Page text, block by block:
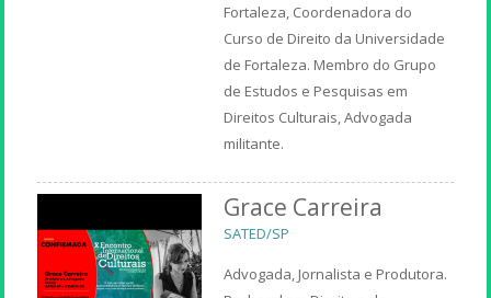
Fortaleza, Coordenadora do
Curso de Direito da Universidade
de Fortaleza. Membro do Grupo
de Estudos e Pesquisas em
Direitos Culturais, Advogada
militante.
Grace Carreira
SATED/SP
Advogada, Jornalista e Produtora.